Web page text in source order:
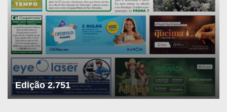
Edição 2.751